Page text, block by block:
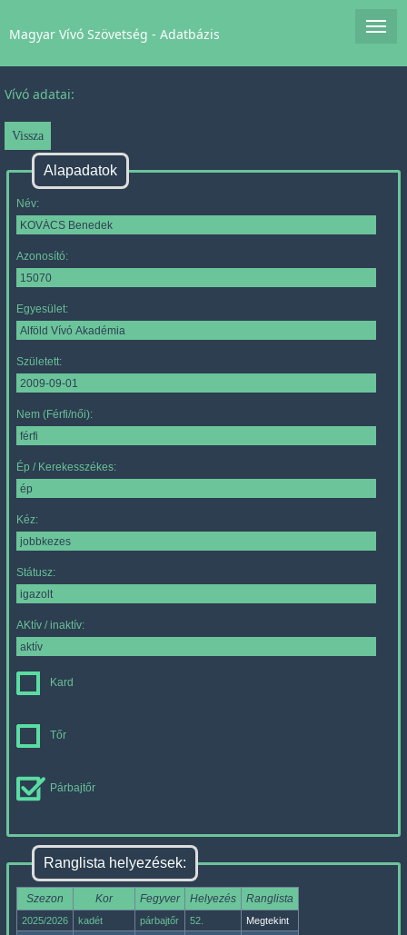
Magyar Vívó Szövetség - Adatbázis
Vívó adatai:
Alapadatok
Név:
Azonosító:
Egyesület:
Született:
Nem (Férfi/női):
Ép / Kerekesszékes:
Kéz:
Státusz:
AKtív / inaktív:
Kard
Tőr
Párbajtőr
Ranglista helyezések:
Szezon Kor Fegyver Helyezés Ranglista
2025/2026 kadét párbajtőr 52.
Megtekint